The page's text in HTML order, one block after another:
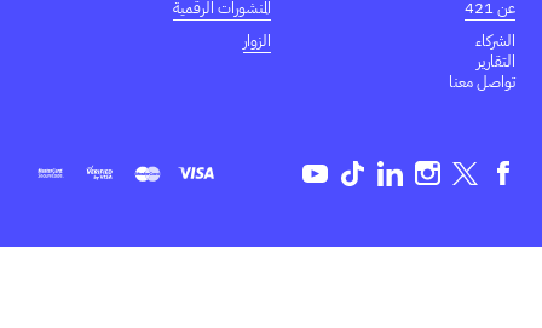
عن 421
الشركاء
التقارير
تواصل معنا
المنشورات الرقمية
الزوار
Facebook
Twitter
Instagram
Linkedin
TikTok
Youtube